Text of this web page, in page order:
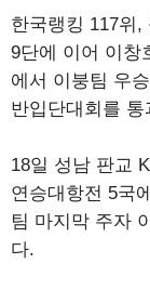
한국랭킹 117위,
9단에 이어 이창
에서 이붕팀 우
반입단대회를
18일 성남 판교
연승대항전 5국
팀 마지막 주자
다.